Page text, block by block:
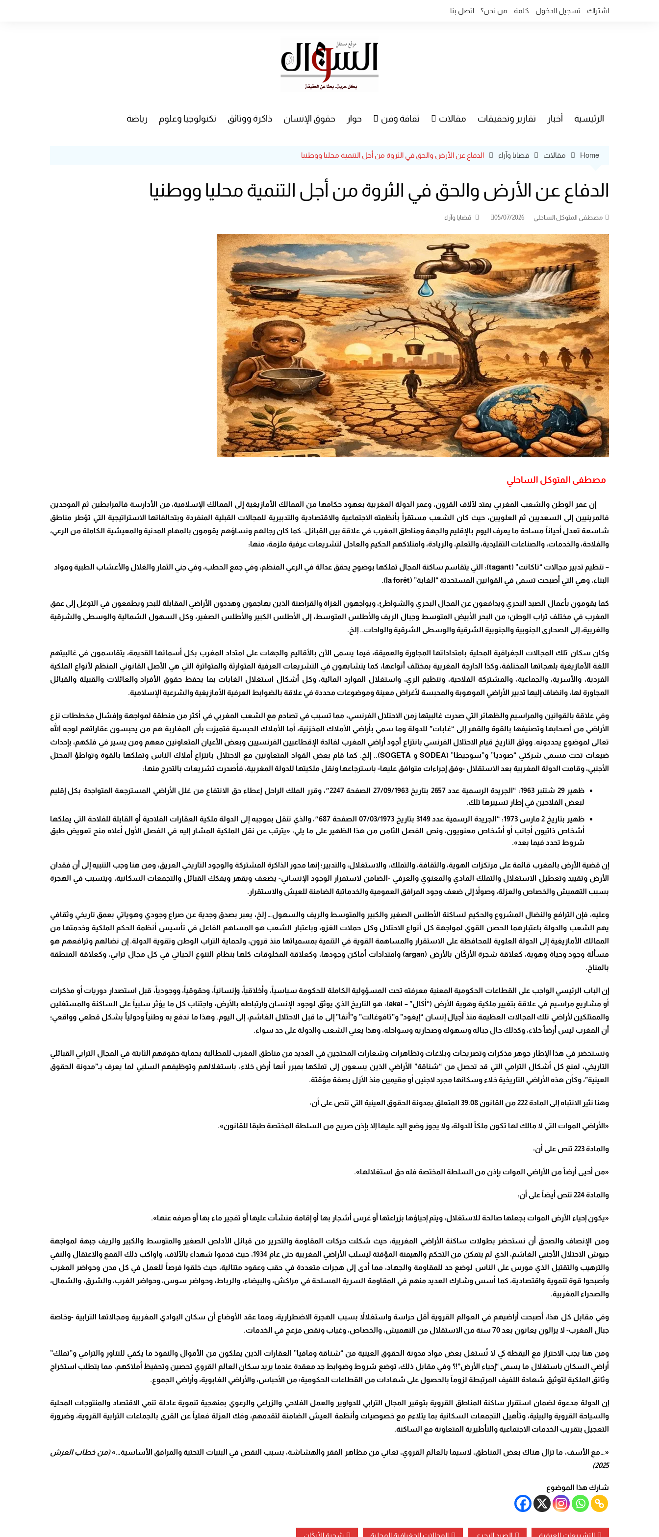
اشتراك تسجيل الدخول كلمة من نحن؟ اتصل بنا
الرئيسية أخبار تقارير وتحقيقات مقالات ثقافة وفن
مسرح
حوار حقوق الإنسان ذاكرة ووثائق تكنولوجيا وعلوم رياضة
Home مقالات قضايا وآراء الدفاع عن الأرض والحق في الثروة من أجل التنمية محليا ووطنيا
الدفاع عن الأرض والحق في الثروة من أجل التنمية محليا ووطنيا
مصطفى المتوكل الساحلي 05/07/2026 قضايا وآراء
مصطفى المتوكل الساحلي
إن عمر الوطن والشعب المغربي يمتد لآلاف القرون، وعمر الدولة المغربية بعهود حكامها من الممالك الأمازيغية إلى الممالك الإسلامية، من الأدارسة فالمرابطين ثم الموحدين
فالمرينيين إلى السعديين ثم العلويين، حيث كان الشعب مستقراً بأنظمته الاجتماعية والاقتصادية والتدبيرية للمجالات القبلية المنفردة وبتحالفاتها الاستراتيجية التي تؤطر مناطق
شاسعة تعدل أحياناً مساحة ما يعرف اليوم بالإقليم والجهة ومناطق المغرب في علاقة بين القبائل. كما كان رجالهم ونساؤهم يقومون بالمهام المدنية والمعيشية الكاملة من الرعي،
والفلاحة، والخدمات، والصناعات التقليدية، والتعلم، والريادة، وامتلاكهم الحكيم والعادل لتشريعات عرفية ملزمة، منها:
– تنظيم تدبير مجالات “تاكانت” (tagant): التي يتقاسم ساكنة المجال تملكها بوضوح يحقق عدالة في الرعي المنظم، وفي جمع الحطب، وفي جني الثمار والغلال والأعشاب الطبية ومواد
البناء، وهي التي أصبحت تسمى في القوانين المستحدثة “الغابة” (la forêt
).
كما يقومون بأعمال الصيد البحري ويدافعون عن المجال البحري والشواطئ، ويواجهون الغزاة والقراصنة الذين يهاجمون وهددون الأراضي المقابلة للبحر ويطمعون في التوغل إلى عمق
المغرب في مختلف تراب الوطن؛ من البحر الأبيض المتوسط وجبال الريف والأطلس المتوسط، إلى الأطلس الكبير والأطلس الصغير، وكل السهول الشمالية والوسطى والشرقية
والغربية، إلى الصحارى الجنوبية والجنوبية الشرقية والوسطى الشرقية والواحات.. إلخ.
وكان سكان تلك المجالات الجغرافية المحلية بامتداداتها المجاورة والعميقة، فيما يسمى الآن بالأقاليم والجهات على امتداد المغرب بكل أسمائها القديمة، يتقاسمون في غالبيتهم
اللغة الأمازيغية بلهجاتها المختلفة، وكذا الدارجة المغربية بمختلف أنواعها، كما يتشابهون في التشريعات العرفية المتوارثة والمتواترة التي هي الأصل القانوني المنظم لأنواع الملكية
الفردية، والأسرية، والجماعية، والمشتركة الفلاحية، وتنظيم الري، واستغلال الموارد المائية، وكل أشكال استغلال الغابات بما يحفظ حقوق الأفراد والعائلات والقبيلة والقبائل
المجاورة لها، وانضاف إليها تدبير الأراضي الموهوبة والمحبسة لأغراض معينة وموضوعات محددة في علاقة بالضوابط العرفية الأمازيغية والشرعية الإسلامية.
وفي علاقة بالقوانين والمراسيم والظهائر التي صدرت غالبيتها زمن الاحتلال الفرنسي، مما تسبب في تصادم مع الشعب المغربي في أكثر من منطقة لمواجهة وإفشال مخططات نزع
الأراضي من أصحابها وتصنيفها بالقوة والقهر إلى “غابات” للدولة وما سمي بأراضي الأملاك المخزنية، أما الأملاك الحبسية فتميزت بأن المغاربة هم من يحبسون عقاراتهم لوجه الله
تعالى لموضوع يحددونه. ووثق التاريخ قيام الاحتلال الفرنسي بانتزاع أجود أراضي المغرب لفائدة الإقطاعيين الفرنسيين وبعض الأعيان المتعاونين معهم ومن يسير في فلكهم، بإحداث
ضيعات تحت مسمى شركتي “صوديا” و”سوجيطا” (SODEA و SOGETA).. إلخ. كما قام بعض القواد المتعاونين مع الاحتلال بانتزاع أملاك الناس وتملكها بالقوة وتواطؤ المحتل
الأجنبي، وقامت الدولة المغربية بعد الاستقلال -وفق إجراءات متوافق عليها- باسترجاعها ونقل ملكيتها للدولة المغربية، فأصدرت تشريعات بالتدرج منها:
ظهير 29 شتنبر 1963: “الجريدة الرسمية عدد 2657 بتاريخ 27/09/1963 الصفحة 2247″، وقرر الملك الراحل إعطاء حق الانتفاع من غلل الأراضي المسترجعة المتواجدة بكل إقليم
لبعض الفلاحين في إطار تسييرها تلك.
ظهير بتاريخ 2 مارس 1973: “الجريدة الرسمية عدد 3149 بتاريخ 07/03/1973 الصفحة 687″، والذي تنقل بموجبه إلى الدولة ملكية العقارات الفلاحية أو القابلة للفلاحة التي يملكها
أشخاص ذاتيون أجانب أو أشخاص معنويون، ونص الفصل الثامن من هذا الظهير على ما يلي: «يترتب عن نقل الملكية المشار إليه في الفصل الأول أعلاه منح تعويض طبق
شروط تحدد فيما بعد».
إن قضية الأرض بالمغرب قائمة على مرتكزات الهوية، والثقافة، والتملك، والاستغلال، والتدبير؛ إنها محور الذاكرة المشتركة والوجود التاريخي العريق، ومن هنا وجب التنبيه إلى أن فقدان
الأرض وتقييد وتعطيل الاستغلال والتملك المادي والمعنوي والعرفي -الضامن لاستمرار الوجود الإنساني- يضعف ويقهر ويفكك القبائل والتجمعات السكانية، ويتسبب في الهجرة
بسبب التهميش والخصاص والعزلة، وصولاً إلى ضعف وجود المرافق العمومية والخدماتية الضامنة للعيش والاستقرار.
وعليه، فإن الترافع والنضال المشروع والحكيم لساكنة الأطلس الصغير والكبير والمتوسط والريف والسهول… إلخ، يعبر بصدق وجدية عن صراع وجودي وهوياتي بعمق تاريخي وثقافي
يهم الشعب والدولة باعتبارهما الحصن القوي لمواجهة كل أنواع الاحتلال وكل حملات الغزو، وباعتبار الشعب هو المساهم الفاعل في تأسيس أنظمة الحكم الملكية وخدمتها من
الممالك الأمازيغية إلى الدولة العلوية للمحافظة على الاستقرار والمساهمة القوية في التنمية بمسمياتها منذ قرون، ولحماية التراب الوطن وتقوية الدولة. إن نضالهم وترافعهم هو
مسألة وجود وحياة وهوية، كعلاقة شجرة الأركَان بالأرض (argan) وامتدادات أماكن وجودها، وكعلاقة المخلوقات كلها بنظام التنوع الحياتي في كل مجال ترابي، وكعلاقة المنطقة
بالمناخ.
إن الباب الرئيسي الواجب على القطاعات الحكومية المعنية معرفته تحت المسؤولية الكاملة للحكومة سياسياً، وأخلاقياً، وإنسانياً، وحقوقياً، ووجودياً، قبل استصدار دوريات أو مذكرات
أو مشاريع مراسيم في علاقة بتغيير ملكية وهوية الأرض (“أكال” – akal): هو التاريخ الذي يوثق لوجود الإنسان وارتباطه بالأرض، واجتناب كل ما يؤثر سلبياً على الساكنة والمستغلين
والممتلكين لأراضي تلك المجالات العظيمة منذ أجيال إنسان “إيغود” و”تافوغالت” و”أنفا” إلى ما قبل الاحتلال الغاشم، إلى اليوم. وهذا ما ندفع به وطنياً ودولياً بشكل قطعي وواقعي؛
أن المغرب ليس أرضاً خلاء، وكذلك حال جباله وسهوله وصحاريه وسواحله، وهذا يعني الشعب والدولة على حد سواء.
ونستحضر في هذا الإطار جوهر مذكرات وتصريحات وبلاغات وتظاهرات وشعارات المحتجين في العديد من مناطق المغرب للمطالبة بحماية حقوقهم الثابتة في المجال الترابي القبائلي
التاريخي، لمنع كل أشكال الترامي التي قد تحصل من “شناقة” الأراضي الذين يسعون إلى تملكها بمبرر أنها أرض خلاء، باستغلالهم وتوظيفهم السلبي لما يعرف بـ”مدونة الحقوق
العينية”، وكأن هذه الأراضي التاريخية خلاء وسكانها مجرد لاجئين أو مقيمين منذ الأزل بصفة مؤقتة.
وهنا نثير الانتباه إلى المادة 222 من القانون 39.08 المتعلق بمدونة الحقوق العينية التي تنص على أن:
«الأراضي الموات التي لا مالك لها تكون ملكاً للدولة، ولا يجوز وضع اليد عليها إلا بإذن صريح من السلطة المختصة طبقا للقانون».
والمادة 223 تنص على أن:
«من أحيى أرضاً من الأراضي الموات بإذن من السلطة المختصة فله حق استغلالها».
والمادة 224 تنص أيضاً على أن:
«يكون إحياء الأرض الموات بجعلها صالحة للاستغلال، ويتم إحياؤها بزراعتها أو غرس أشجار بها أو إقامة منشآت عليها أو تفجير ماء بها أو صرفه عنها».
ومن الإنصاف والصدق أن نستحضر بطولات ساكنة الأراضي المغربية، حيث شكلت حركات المقاومة والتحرير من قبائل الأدلص الصغير والمتوسط والكبير والريف جبهة لمواجهة
جيوش الاحتلال الأجنبي الغاشم، الذي لم يتمكن من التحكم والهيمنة المؤقتة ليسلب الأراضي المغربية حتى عام 1934، حيث قدموا شهداء بالآلاف، واواكب ذلك القمع والاعتقال والنفي
والترهيب والتقتيل الذي مورس على الناس لوضع حد للمقاومة والجهاد، مما أدى إلى هجرات متعددة في حقب وعقود متتالية، حيث خلقوا فرصاً للعمل في كل مدن وحواضر المغرب
وأصبحوا قوة تنموية واقتصادية، كما أسس وشارك العديد منهم في المقاومة السرية المسلحة في مراكش، والبيضاء، والرباط، وحواضر سوس، وحواضر الغرب، والشرق، والشمال،
والصحراء المغربية.
وفي مقابل كل هذا، أصبحت أراضيهم في العوالم القروية أقل حراسة واستغلالاً بسبب الهجرة الاضطرارية، ومما عقد الأوضاع أن سكان البوادي المغربية ومجالاتها الترابية -وخاصة
جبال المغرب- لا يزالون يعانون بعد 70 سنة من الاستقلال من التهميش، والخصاص، وغياب ونقص مزعج في الخدمات.
ومن هنا يجب الاحتراز مع اليقظة كي لا تُستغل بعض مواد مدونة الحقوق العينية من “شناقة ومافيا” العقارات الذين يملكون من الأموال والنفوذ ما يكفي للتناور والترامي و”تملك”
أراضي السكان باستغلال ما يسمى “إحياء الأرض”!؟ وفي مقابل ذلك، توضع شروط وضوابط جد معقدة عندما يريد سكان العالم القروي تحصين وتحفيظ أملاكهم، مما يتطلب استخراج
وثائق الملكية لتوثيق شهادة اللفيف المرتبطة لزوماً بالحصول على شهادات من القطاعات الحكومية؛ من الأحباس، والأراضي الغابوية، وأراضي الجموع.
إن الدولة مدعوة لضمان استقرار ساكنة المناطق القروية بتوقير المجال الترابي للدواوير والعمل الفلاحي والزراعي والرعوي بمنهجية تنموية عادلة تنمي الاقتصاد والمنتوجات المحلية
والسياحة القروية والبيئية، وتأهيل التجمعات السكانية بما يتلاءم مع خصوصيات وأنظمة العيش الضامنة لتقدمهم، وفك العزلة فعلياً عن القرى بالجماعات الترابية القروية، وضرورة
التعجيل بتقريب الخدمات الاجتماعية والتأطيرية المتعاونة مع الساكنة.
«…مع الأسف، ما تزال هناك بعض المناطق، لاسيما بالعالم القروي، تعاني من مظاهر الفقر والهشاشة، بسبب النقص في البنيات التحتية والمرافق الأساسية…»(من خطاب العرش
2025)
شارك هذا الموضوع
التشريعات العرفية الصيد البحري المجالات الجغرافية المحلية شجرة الأركَان